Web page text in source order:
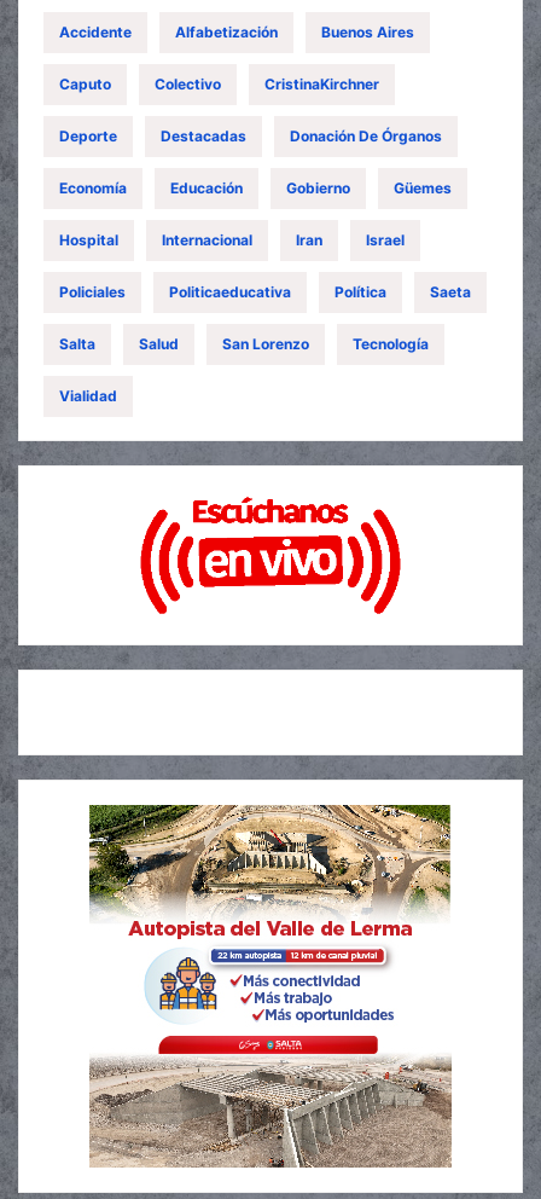
Accidente Alfabetización Buenos Aires
Caputo Colectivo CristinaKirchner
Deporte Destacadas Donación De Órganos
Economía Educación Gobierno Güemes
Hospital Internacional Iran Israel
Policiales Politicaeducativa Política Saeta
Salta Salud San Lorenzo Tecnología
Vialidad